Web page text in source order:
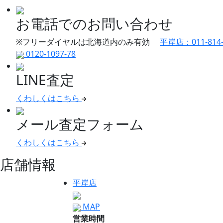
お電話でのお問い合わせ
※フリーダイヤルは北海道内のみ有効
平岸店：011-
0120-1097-78
LINE査定
くわしくはこちら
メール査定フォーム
くわしくはこちら
店舗情報
平岸店
MAP
営業時間